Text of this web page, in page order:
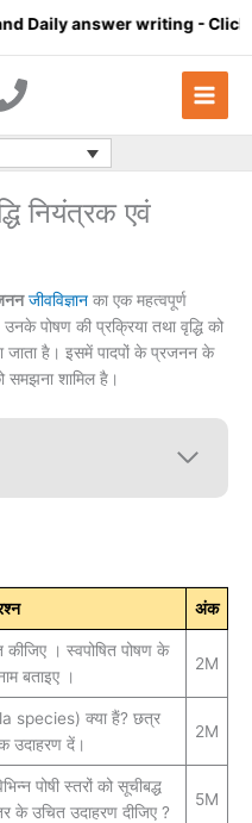
writing- Click here
नियंत्रक एवं
जीवविज्ञान का एक महत्वपूर्ण
पोषण की प्रक्रिया तथा वृद्धि को
जाता है। इसमें पादपों के प्रजनन के
समझना शामिल है।
अंक
कीजिए । स्वपोषित पोषण के
बताइए ।
2M
species) क्या हैं? छत्र
उदाहरण दें।
2M
पोषी स्तरों को सूचीबद्ध
के उचित उदाहरण दीजिए ?
5M